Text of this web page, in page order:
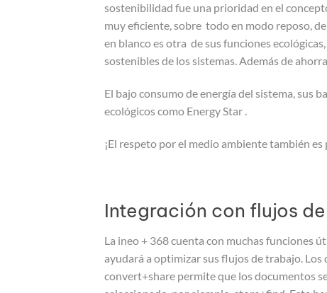
sostenibilidad fue una prioridad en el
muy eficiente, sobre todo en modo reposo,
en blanco es otra de sus funciones
sostenibles de los sistemas. Además de
El bajo consumo de energía del sistema, sus
ecológicos como Energy Star .
¡El respeto por el medio ambiente también
Integración con flujos
La ineo + 368 cuenta con muchas funciones
ayudará a optimizar sus flujos de trabajo.
convert+share permite que los documentos